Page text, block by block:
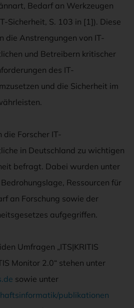
Bedarf an Werkzeugen
Sicherheit, S. 103 in [1]). Diese
die Anstrengungen von IT-
und Betreibern kritischer
des IT-
und die Sicherheit im
die Forscher IT-
in Deutschland zu wichtigen
befragt. Dabei wurden unter
Ressourcen für
an Forschung sowie der
aufgegriffen.
Umfragen „ITS|KRITIS
Monitor 2.0“ stehen unter
sowie unter
publikationen